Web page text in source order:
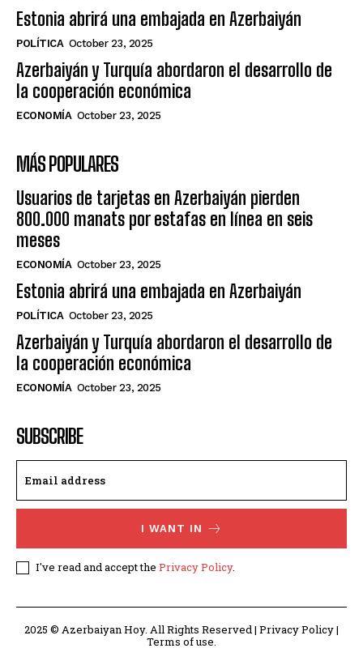
Estonia abrirá una embajada en Azerbaiyán
POLÍTICA October 23, 2025
Azerbaiyán y Turquía abordaron el desarrollo de
la cooperación económica
ECONOMÍA October 23, 2025
MÁS POPULARES
Usuarios de tarjetas en Azerbaiyán pierden
800.000 manats por estafas en línea en seis
meses
ECONOMÍA October 23, 2025
Estonia abrirá una embajada en Azerbaiyán
POLÍTICA October 23, 2025
Azerbaiyán y Turquía abordaron el desarrollo de
la cooperación económica
ECONOMÍA October 23, 2025
SUBSCRIBE
I WANT IN
I've read and accept the Privacy Policy.
2025 © Azerbaiyan Hoy. All Rights Reserved | Privacy Policy |
Terms of use.